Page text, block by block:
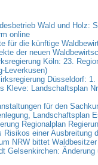
Wald und Holz:
online
für die künftige
der neuen
Köln: 23.
Leverkusen)
Düsseldorf:
Kleve: Landschaftsplan
für den
Landschaftsplan
Regionalplan
Risikos einer Ausbreitung
NRW bittet
Gelsenkirchen: